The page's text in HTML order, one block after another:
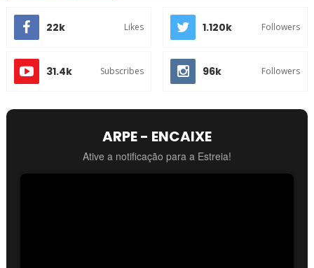
22k Likes 1.120k Followers
31.4k Subscribes 96k Followers
ARPE - ENCAIXE
Ative a notificação para a Estreia!